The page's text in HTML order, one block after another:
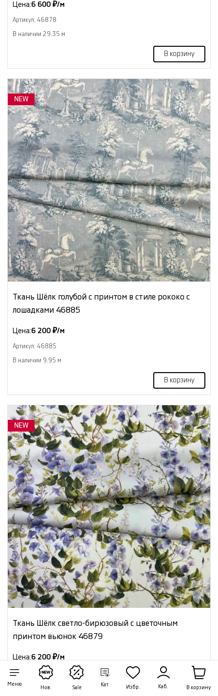
Меню
Нов. Sale
Кат. Избр. Каб. В корзину
Цена:6 600 ₽/м
Артикул: 46878
В наличии 29.35 м
В корзину
NEW
Ткань Шёлк голубой с принтом в стиле рококо с
лошадками 46885
Цена:6 200 ₽/м
Артикул: 46885
В наличии 9.95 м
В корзину
NEW
Ткань Шёлк светло-бирюзовый с цветочным
принтом вьюнок 46879
Цена:6 200 ₽/м
Артикул: 46879
В наличии 19.30 м